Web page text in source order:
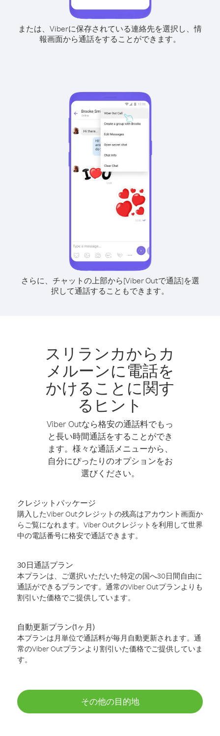
または、Viberに保存されている連絡先を選択し、情
報画面から通話をすることができます。
さらに、チャットの上部から[Viber Outで通話]を選
択して通話することもできます。
スリランカからカ
メルーンに電話を
かけることに関す
るヒント
Viber Outなら格安の通話料でもっ
と長い時間通話をすることができ
ます。様々な通話メニューから、
自分にぴったりのオプションをお
選びください。
クレジットパッケージ
購入したViber Outクレジットの残高はアカウント画面か
らご覧になれます。Viber Outクレジットを利用して世界
中の電話番号に格安で通話できます。
30日通話プラン
本プランは、ご選択いただいた特定の国へ30日間自由に
通話ができるプランです。通常のViber Outプランよりも
割引いた価格でご提供しています。
自動更新プラン(1ヶ月)
本プランは月単位で通話料が毎月自動更新されます。通
常のViber Outプランより割引いた価格でご提供していま
す。
その他の目的地